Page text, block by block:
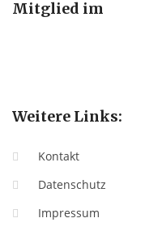
Mitglied im
Weitere Links:
Kontakt
Datenschutz
Impressum